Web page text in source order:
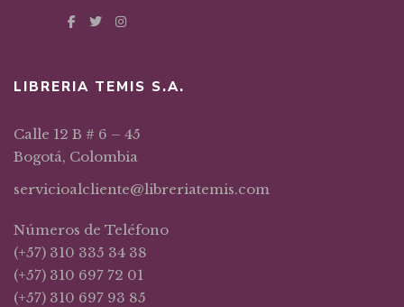
LIBRERIA TEMIS S.A.
Calle 12 B # 6 – 45
Bogotá, Colombia
servicioalcliente@libreriatemis.com
Números de Teléfono
(+57) 310 335 34 38
(+57) 310 697 72 01
(+57) 310 697 93 85